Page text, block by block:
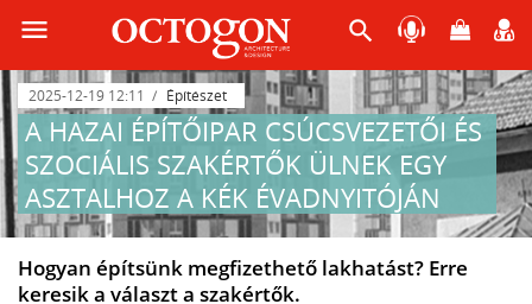
menu search
2025-12-19 12:11 Építészet
A HAZAI ÉPÍTŐIPAR CSÚCSVEZETŐI ÉS
SZOCIÁLIS SZAKÉRTŐK ÜLNEK EGY
ASZTALHOZ A KÉK ÉVADNYITÓJÁN
Hogyan építsünk megfizethető lakhatást? Erre
keresik a választ a szakértők.